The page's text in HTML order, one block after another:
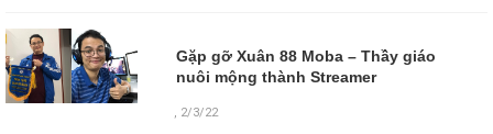
Gặp gỡ Xuân 88 Moba – Thầy giáo
nuôi mộng thành Streamer
2/3/22